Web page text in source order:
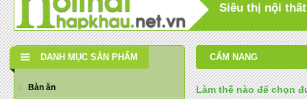
Siêu thị nội
DANH MỤC SẢN PHẨM
Bàn ăn
CẨM NANG
Làm thế nào để chọn